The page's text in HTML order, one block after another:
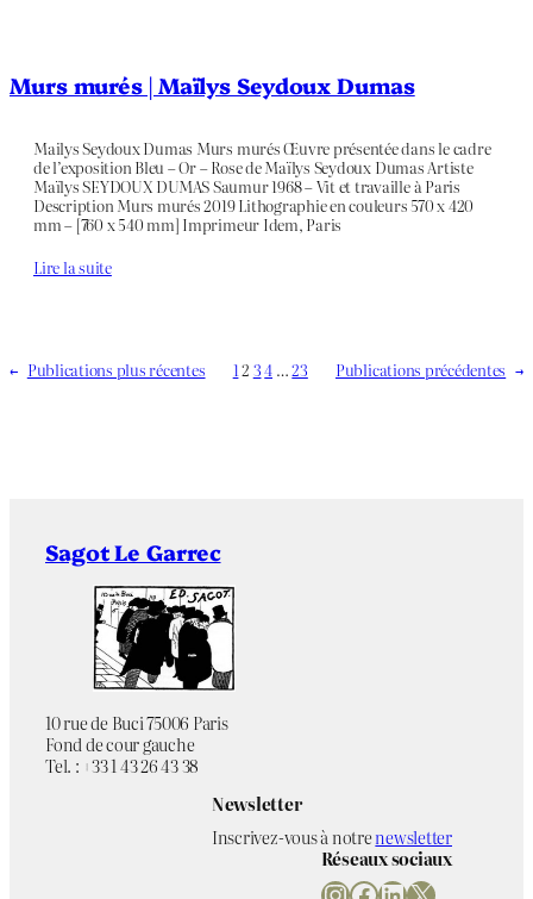
Murs murés | Maïlys Seydoux Dumas
Mailys Seydoux Dumas Murs murés Œuvre présentée dans le cadre
de l’exposition Bleu – Or – Rose de Maïlys Seydoux Dumas Artiste
Maïlys SEYDOUX DUMAS Saumur 1968 – Vit et travaille à Paris
Description Murs murés 2019 Lithographie en couleurs 570 x 420
mm – [760 x 540 mm] Imprimeur Idem, Paris
Lire la suite
← Publications plus récentes 12 34 …23 Publications précédentes →
Sagot Le Garrec
10 rue de Buci 75006 Paris
Fond de cour gauche
Tel. : +33 1 43 26 43 38
Newsletter
Inscrivez-vous à notrenewsletter
Réseaux sociaux